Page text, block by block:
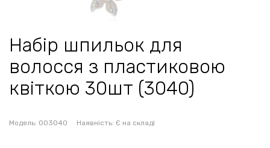
Набір шпильок для
волосся з пластиковою
квіткою 30шт (3040)
Модель: 003040 Наявність: Є на складі